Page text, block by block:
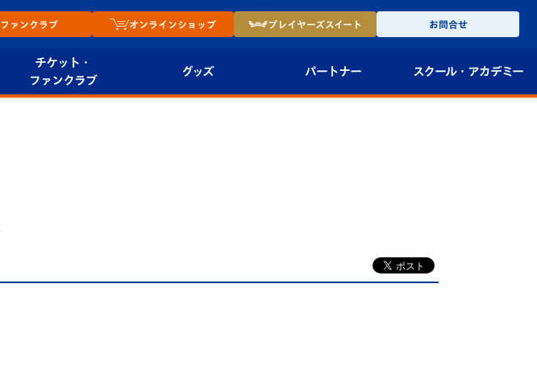
ファンクラブ オンラインショップ プレイヤーズスイート お問合せ
チケット・
ファンクラブ
グッズ パートナー スクール・ アカデミー
スクール